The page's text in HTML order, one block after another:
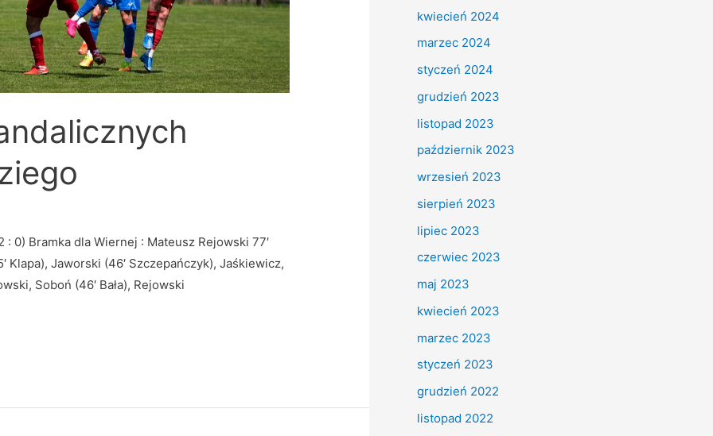
0) Bramka dla Wiernej : Mateusz Rejowski 77′
Klapa), Jaworski (46′ Szczepańczyk), Jaśkiewicz,
Soboń (46′ Bała), Rejowski
kwiecień 2024
marzec 2024
styczeń 2024
grudzień 2023
listopad 2023
październik 2023
wrzesień 2023
sierpień 2023
lipiec 2023
czerwiec 2023
maj 2023
kwiecień 2023
marzec 2023
styczeń 2023
grudzień 2022
listopad 2022